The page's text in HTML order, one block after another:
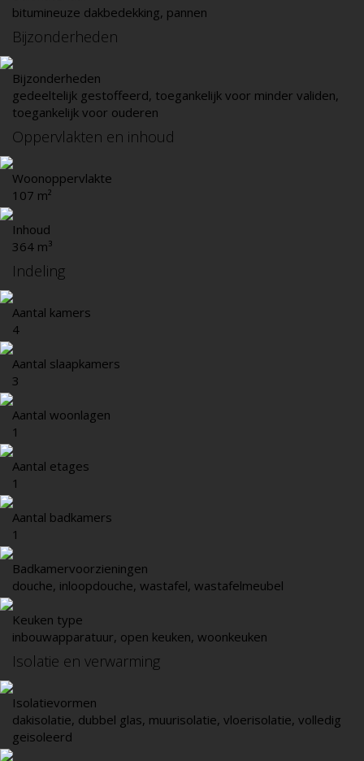
bitumineuze dakbedekking, pannen
Bijzonderheden
Bijzonderheden
gedeeltelijk gestoffeerd, toegankelijk voor minder validen,
toegankelijk voor ouderen
Oppervlakten en inhoud
Woonoppervlakte
107 m²
Inhoud
364 m³
Indeling
Aantal kamers
4
Aantal slaapkamers
3
Aantal woonlagen
1
Aantal etages
1
Aantal badkamers
1
Badkamervoorzieningen
douche, inloopdouche, wastafel, wastafelmeubel
Keuken type
inbouwapparatuur, open keuken, woonkeuken
Isolatie en verwarming
Isolatievormen
dakisolatie, dubbel glas, muurisolatie, vloerisolatie, volledig
geisoleerd